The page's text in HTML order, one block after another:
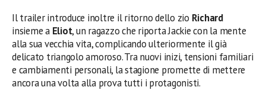
Il trailer introduce inoltre il ritorno dello zio Richard
insieme a Eliot, un ragazzo che riporta Jackie con la mente
alla sua vecchia vita, complicando ulteriormente il già
delicato triangolo amoroso. Tra nuovi inizi, tensioni familiari
e cambiamenti personali, la stagione promette di mettere
ancora una volta alla prova tutti i protagonisti.